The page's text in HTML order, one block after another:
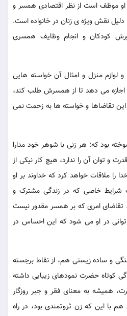
او موظف است از نظر اقتصادی همسر و
دلیل نقش ویژه ی زنان در خانواده است.
کودکان و انجام وظایف همسری
لوازم منزل و امثال آن خواسته هایی
می دهد تا از همسرش طلب کند،
تقاضاها و خواسته ها به زحمت نمی
بود که: هر زنی با شوهر خود مدارا
و توان آن را ندارد، هیچ کار نیکی از
را ملاقات خواهد کرد که خداوند بر او
به جهت شرایط خاصی که در زندگی مشترک و
تقاضای امری که بر همسر مقدور نیست
در او می شود که این احساس در
و ساده زیستی هم، از نقاط برجسته
کوتاه حضرت نمودهای زیبایی داشته
همیشه به معنای فقر و جبر روزگار
هم با این که زن ثروتمندی بود، در راه